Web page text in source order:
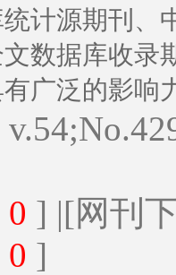
计源期刊、
数据库收录
广泛的影响
0 ] |[网刊
0 ]